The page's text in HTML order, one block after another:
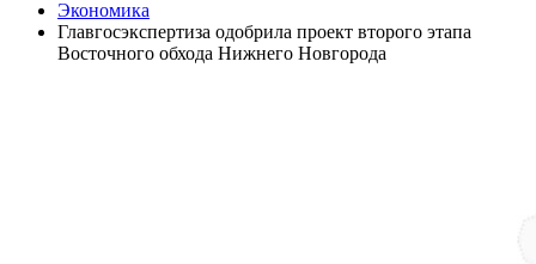
Экономика
Главгосэкспертиза одобрила проект второго этапа
Восточного обхода Нижнего Новгорода